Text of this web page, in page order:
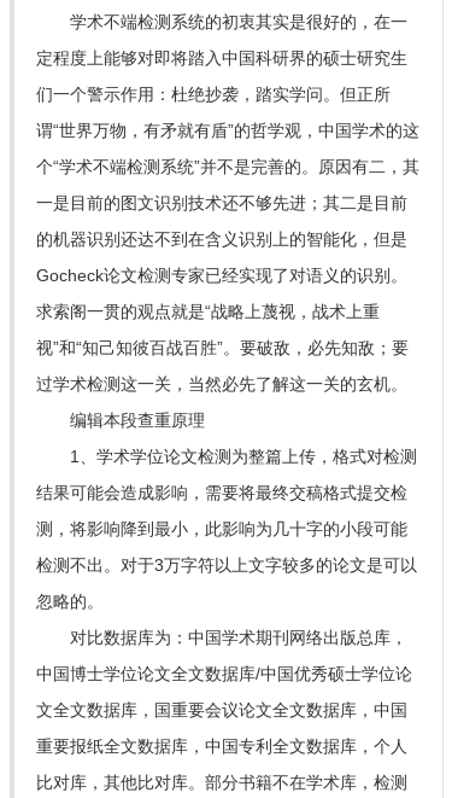
学术不端检测系统的初衷其实是很好的，在一
定程度上能够对即将踏入中国科研界的硕士研究生
们一个警示作用：杜绝抄袭，踏实学问。但正所
谓“世界万物，有矛就有盾”的哲学观，中国学术的这
个“学术不端检测系统”并不是完善的。原因有二，其
一是目前的图文识别技术还不够先进；其二是目前
的机器识别还达不到在含义识别上的智能化，但是
Gocheck论文检测专家已经实现了对语义的识别。
求索阁一贯的观点就是“战略上蔑视，战术上重
视”和“知己知彼百战百胜”。要破敌，必先知敌；要
过学术检测这一关，当然必先了解这一关的玄机。
编辑本段查重原理
1、学术学位论文检测为整篇上传，格式对检测
结果可能会造成影响，需要将最终交稿格式提交检
测，将影响降到最小，此影响为几十字的小段可能
检测不出。对于3万字符以上文字较多的论文是可以
忽略的。
对比数据库为：中国学术期刊网络出版总库，
中国博士学位论文全文数据库/中国优秀硕士学位论
文全文数据库，国重要会议论文全文数据库，中国
重要报纸全文数据库，中国专利全文数据库，个人
比对库，其他比对库。部分书籍不在学术库，检测